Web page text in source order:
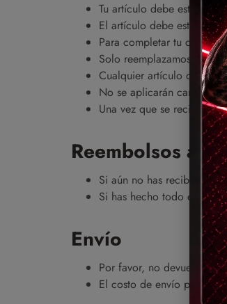
Tu artículo debe estar sin
El artículo debe estar en
Para completar tu
Solo reemplazamos los
Cualquier artículo que no
No se aplicarán cambios
Una vez que se reciba tu
Reembolsos
Si aún no has recibido un
Si has hecho todo esto y
Envío
Por favor, no devuelvas el
El costo de envío por el